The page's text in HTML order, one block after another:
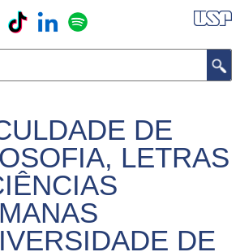
DE
LETRAS
DE